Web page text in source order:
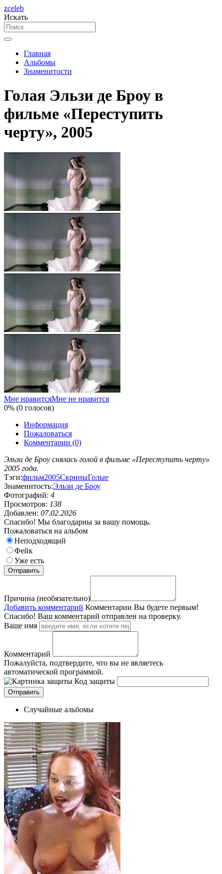
zceleb
Искать
Главная
Альбомы
Знаменитости
Голая Эльзи де Броу в
фильме «Переступить
черту», 2005
Мне нравитсяМне не нравится
0% (0 голосов)
Информация
Пожаловаться
Комментарии (0)
Эльзи де Броу снялась голой в фильме «Переступить черту»
2005 года.
Тэги:фильм2005СкриныГолые
Знаменитость:Эльзи де Броу
Фотографий: 4
Просмотров: 138
Добавлен: 07.02.2026
Спасибо! Мы благодарны за вашу помощь.
Пожаловаться на альбом
Неподходящий
Фейк
Уже есть
Причина (необязательно)
Добавить комментарий Комментарии Вы будете первым!
Спасибо! Ваш комментарий отправлен на проверку.
Ваше имя
Комментарий
Пожалуйста, подтвердите, что вы не являетесь
автоматической программой.
Код защиты
Случайные альбомы